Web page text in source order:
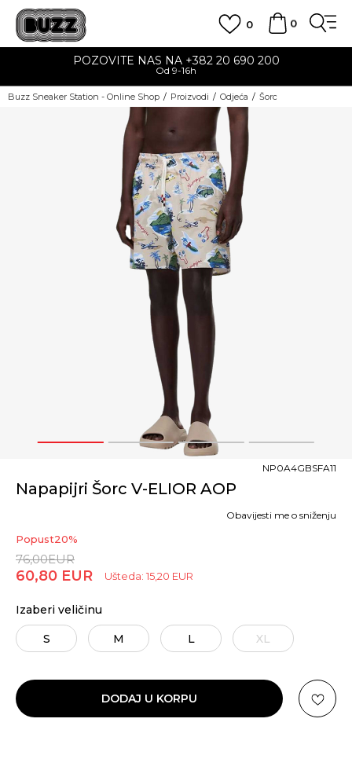
0
0
POZOVITE NAS NA +382 20 690 200
Od 9-16h
Buzz Sneaker Station - Online Shop Proizvodi Odjeća Šorc
1 2 3 4
Napapijri Šorc V-ELIOR AOP
NP0A4GBSFA11
Popust20%
76,00EUR
60,80 EUR Ušteda: 15,20 EUR
Obavijesti me o sniženju
Izaberi veličinu
S M L XL
DODAJ U KORPU